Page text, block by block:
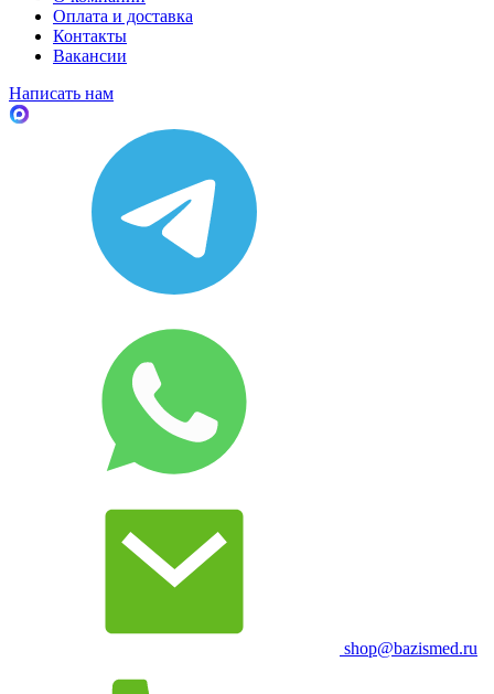
Оплата и доставка
Контакты
Вакансии
Написать нам
shop@bazismed.ru